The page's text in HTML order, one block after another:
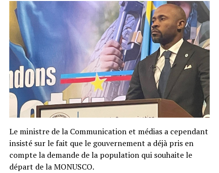
Le ministre de la Communication et médias a cependant
insisté sur le fait que le gouvernement a déjà pris en
compte la demande de la population qui souhaite le
départ de la MONUSCO.